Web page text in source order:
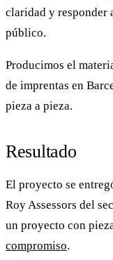
claridad y responder
público.
Producimos el
de imprentas en
pieza a pieza.
Resultado
El proyecto se
Roy Assessors del
un proyecto con
compromiso.